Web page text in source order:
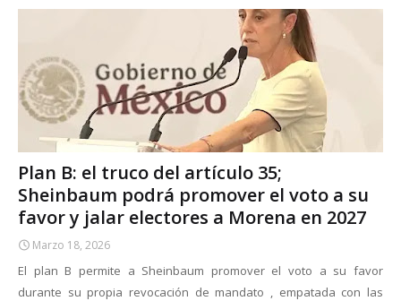
Plan B: el truco del artículo 35;
Sheinbaum podrá promover el voto a su
favor y jalar electores a Morena en 2027
Marzo 18, 2026
El plan B permite a Sheinbaum promover el voto a su favor
durante su propia revocación de mandato , empatada con las